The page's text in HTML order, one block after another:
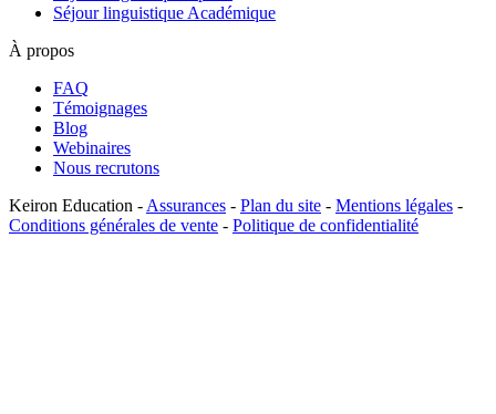
Séjour linguistique Académique
À propos
FAQ
Témoignages
Blog
Webinaires
Nous recrutons
Keiron Education - Assurances - Plan du site - Mentions légales -
Conditions générales de vente - Politique de confidentialité